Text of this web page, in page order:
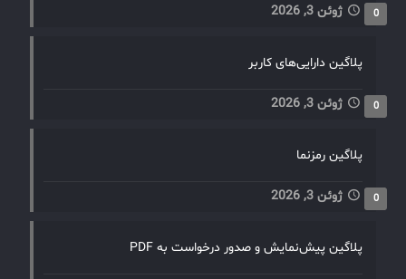
ژوئن 3, 2026 0
پلاگین دارایی‌های کاربر
ژوئن 3, 2026 0
پلاگین رمزنما
ژوئن 3, 2026 0
پلاگین پیش‌نمایش و صدور درخواست به PDF